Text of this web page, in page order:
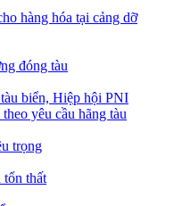
hàng hóa tại cảng dỡ
đóng tàu
biển, Hiệp hội PNI
yêu cầu hãng tàu
trọng
tổn thất